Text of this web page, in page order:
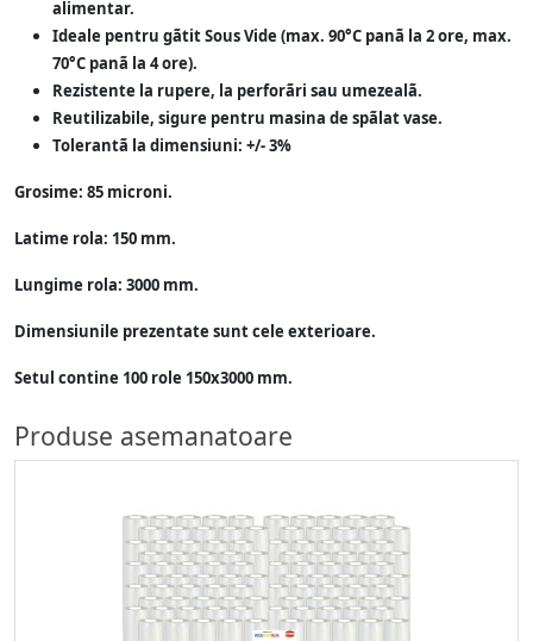
alimentar.
Ideale pentru gãtit Sous Vide (max. 90°C panã la 2 ore, max.
70°C panã la 4 ore).
Rezistente la rupere, la perforãri sau umezealã.
Reutilizabile, sigure pentru masina de spãlat vase.
Tolerantã la dimensiuni: +/- 3%
Grosime: 85 microni.
Latime rola: 150 mm.
Lungime rola: 3000 mm.
Dimensiunile prezentate sunt cele exterioare.
Setul contine 100 role 150x3000 mm.
Produse asemanatoare